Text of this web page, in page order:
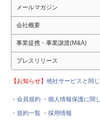
メールマガジン
会社概要
事業提携・事業譲渡(M&A)
プレスリリース
【お知らせ】他社サービスと同
・会員規約 ・個人情報保護に関
・規約一覧 ・採用情報